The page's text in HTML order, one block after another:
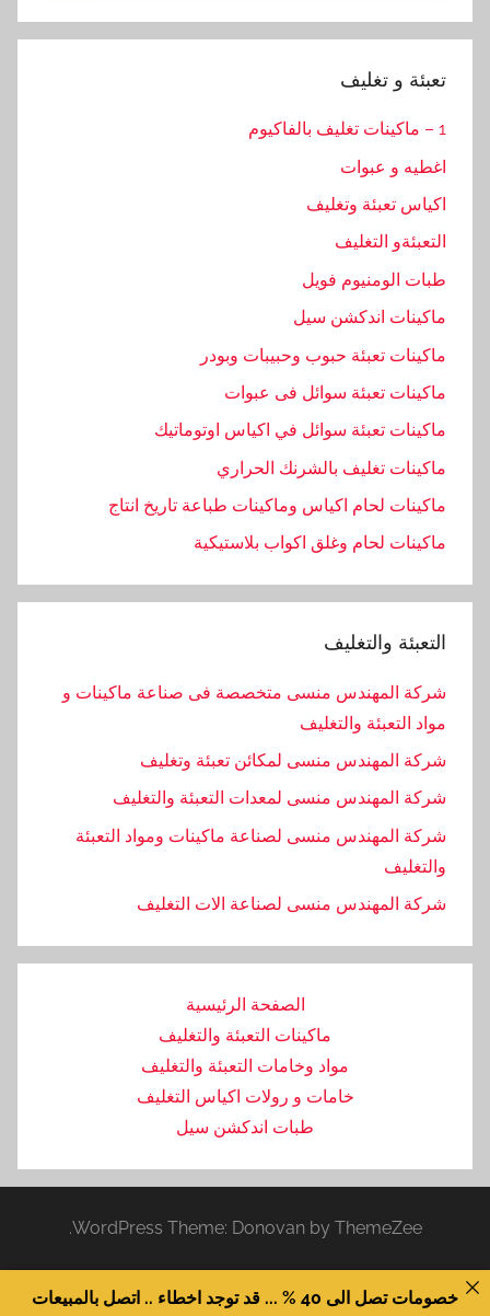
تعبئة و تغليف
1 – ماكينات تغليف بالفاكيوم
اغطيه و عبوات
اكياس تعبئة وتغليف
التعبئةو التغليف
طبات الومنيوم فويل
ماكينات اندكشن سيل
ماكينات تعبئة حبوب وحبيبات وبودر
ماكينات تعبئة سوائل فى عبوات
ماكينات تعبئة سوائل في اكياس اوتوماتيك
ماكينات تغليف بالشرنك الحراري
ماكينات لحام اكياس وماكينات طباعة تاريخ انتاج
ماكينات لحام وغلق اكواب بلاستيكية
التعبئة والتغليف
شركة المهندس منسى متخصصة فى صناعة ماكينات و
مواد التعبئة والتغليف
شركة المهندس منسى لمكائن تعبئة وتغليف
شركة المهندس منسى لمعدات التعبئة والتغليف
شركة المهندس منسى لصناعة ماكينات ومواد التعبئة
والتغليف
‏شركة المهندس منسى لصناعة الات التغليف
الصفحة الرئيسية
ماكينات التعبئة والتغليف
مواد وخامات التعبئة والتغليف
خامات و رولات اكياس التغليف
طبات اندكشن سيل
WordPress Theme: Donovan by ThemeZee.
خصومات تصل الى 40 % ... قد توجد اخطاء .. اتصل بالمبيعات